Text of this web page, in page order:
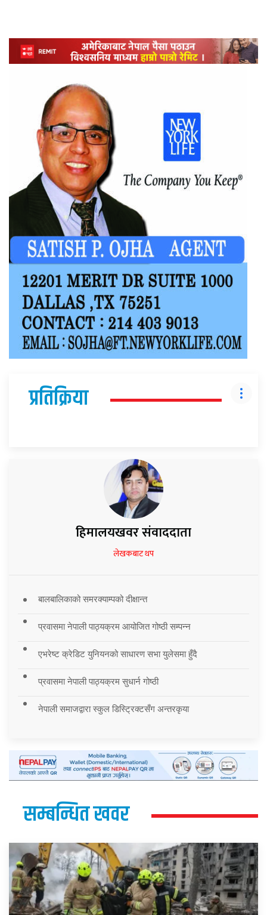
प्रतिक्रिया
हिमालयखवर संवाददाता
लेखकबाट थप
बालबालिकाको समरक्याम्पको दीक्षान्त
प्रवासमा नेपाली पाठ्यक्रम आयोजित गोष्ठी सम्पन्न
एभरेष्ट क्रेडिट युनियनको साधारण सभा युलेसमा हुँदै
प्रवासमा नेपाली पाठ्यक्रम सुधार्न गोष्ठी
नेपाली समाजद्वारा स्कुल डिस्ट्रिक्टसँग अन्तरकृया
सम्बन्धित खवर